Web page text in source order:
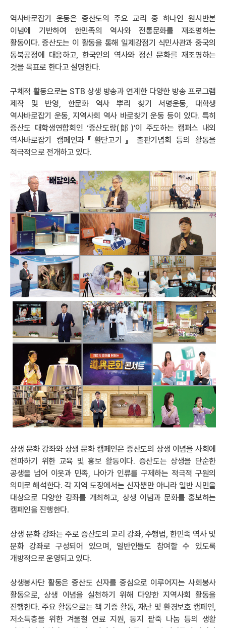
역사바로잡기 운동은 증산도의 주요 교리 중 하나인 원시반본
이념에 기반하여 한민족의 역사와 전통문화를 재조명하는
활동이다. 증산도는 이 활동을 통해 일제강점기 식민사관과 중국의
동북공정에 대응하고, 한국인의 역사와 정신 문화를 재조명하는
것을 목표로 한다고 설명한다.
구체적 활동으로는 STB 상생 방송과 연계한 다양한 방송 프로그램
제작 및 반영, 한문화 역사 뿌리 찾기 서명운동, 대학생
역사바로잡기 운동, 지역사회 역사 바로찾기 운동 등이 있다. 특히
증산도 대학생연합회인 ‘증산도랑(郞)’이 주도하는 캠퍼스 내외
역사바로잡기 캠페인과『환단고기』 출판기념회 등의 활동을
적극적으로 전개하고 있다.
상생 문화 강좌와 상생 문화 캠페인은 증산도의 상생 이념을 사회에
전파하기 위한 교육 및 홍보 활동이다. 증산도는 상생을 단순한
공생을 넘어 이웃과 민족, 나아가 인류를 구제하는 적극적 구원의
의미로 해석한다. 각 지역 도장에서는 신자뿐만 아니라 일반 시민을
대상으로 다양한 강좌를 개최하고, 상생 이념과 문화를 홍보하는
캠페인을 진행한다.
상생 문화 강좌는 주로 증산도의 교리 강좌, 수행법, 한민족 역사 및
문화 강좌로 구성되어 있으며, 일반인들도 참여할 수 있도록
개방적으로 운영되고 있다.
상생봉사단 활동은 증산도 신자를 중심으로 이루어지는 사회봉사
활동으로, 상생 이념을 실천하기 위해 다양한 지역사회 활동을
진행한다. 주요 활동으로는 책 기증 활동, 재난 및 환경보호 캠페인,
저소득층을 위한 겨울철 연료 지원, 동지 팥죽 나눔 등의 생활